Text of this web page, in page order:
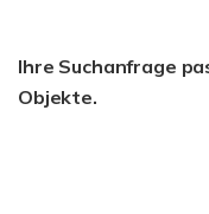
Ihre Suchanfrage
Objekte.